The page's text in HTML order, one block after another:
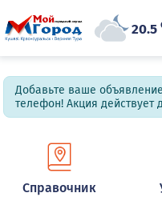
20.5
Добавьте ваше
телефон! Акция действует
Справочник